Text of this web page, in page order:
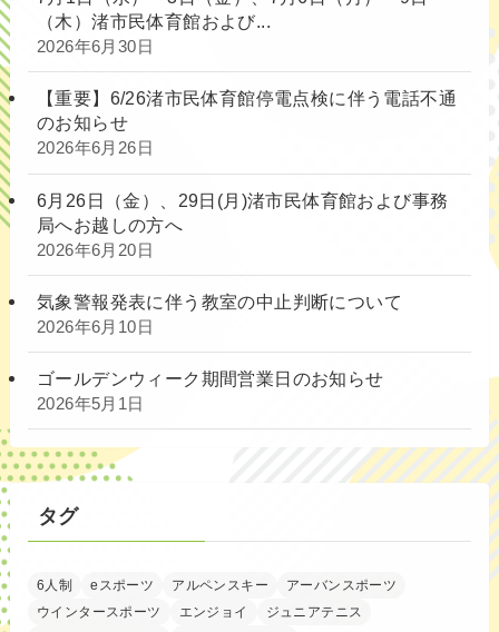
（木）渚市民体育館および...
2026年6月30日
【重要】6/26渚市民体育館停電点検に伴う電話不通
のお知らせ
2026年6月26日
6月26日（金）、29日(月)渚市民体育館および事務
局へお越しの方へ
2026年6月20日
気象警報発表に伴う教室の中止判断について
2026年6月10日
ゴールデンウィーク期間営業日のお知らせ
2026年5月1日
タグ
6人制 eスポーツ アルペンスキー
アーバンスポーツ
ウインタースポーツ
エンジョイ
ジュニアテニス